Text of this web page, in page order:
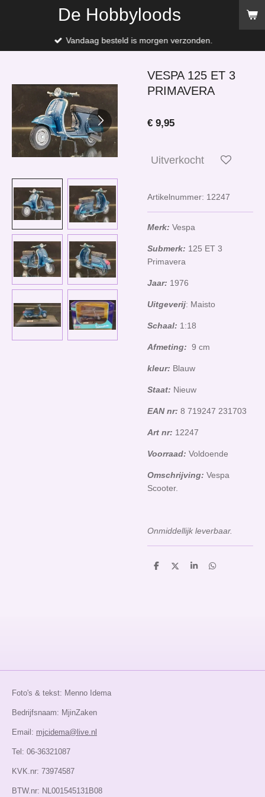
de
De Hobbyloods
Vandaag besteld is morgen verzonden.
VESPA 125 ET 3
PRIMAVERA
€ 9,95
Uitverkocht
Artikelnummer: 12247
Merk: Vespa
Submerk: 125 ET 3
Primavera
Jaar: 1976
Uitgeverij: Maisto
Schaal: 1:18
Afmeting: 9 cm
kleur: Blauw
Staat: Nieuw
EAN nr: 8 719247 231703
Art nr: 12247
Voorraad: Voldoende
Omschrijving: Vespa
Scooter.
Onmiddellijk leverbaar.
D
D
S
D
Foto's & tekst: Menno Idema
Bedrijfsnaam: MjinZaken
Email: mjcidema@live.nl
Tel: 06-36321087
KVK.nr: 73974587
BTW.nr: NL001545131B08